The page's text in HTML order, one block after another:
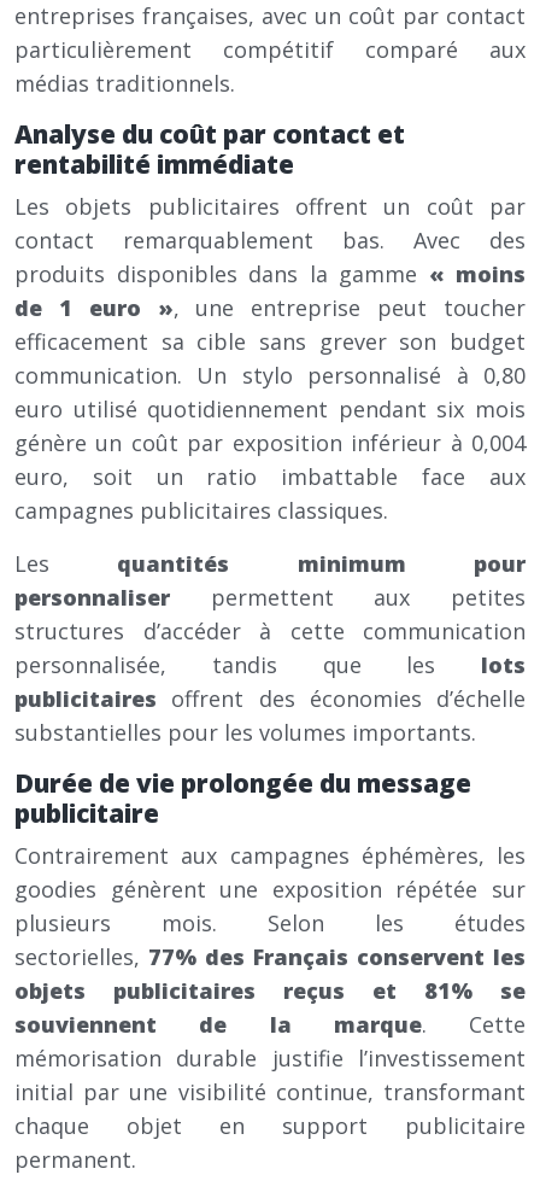
entreprises françaises, avec un coût par contact
particulièrement compétitif comparé aux
médias traditionnels.
Analyse du coût par contact et
rentabilité immédiate
Les objets publicitaires offrent un coût par
contact remarquablement bas. Avec des
produits disponibles dans la gamme « moins
de 1 euro », une entreprise peut toucher
efficacement sa cible sans grever son budget
communication. Un stylo personnalisé à 0,80
euro utilisé quotidiennement pendant six mois
génère un coût par exposition inférieur à 0,004
euro, soit un ratio imbattable face aux
campagnes publicitaires classiques.
Les quantités minimum pour
personnaliser permettent aux petites
structures d’accéder à cette communication
personnalisée, tandis que les lots
publicitaires offrent des économies d’échelle
substantielles pour les volumes importants.
Durée de vie prolongée du message
publicitaire
Contrairement aux campagnes éphémères, les
goodies génèrent une exposition répétée sur
plusieurs mois. Selon les études
sectorielles, 77% des Français conservent les
objets publicitaires reçus et 81% se
souviennent de la marque. Cette
mémorisation durable justifie l’investissement
initial par une visibilité continue, transformant
chaque objet en support publicitaire
permanent.